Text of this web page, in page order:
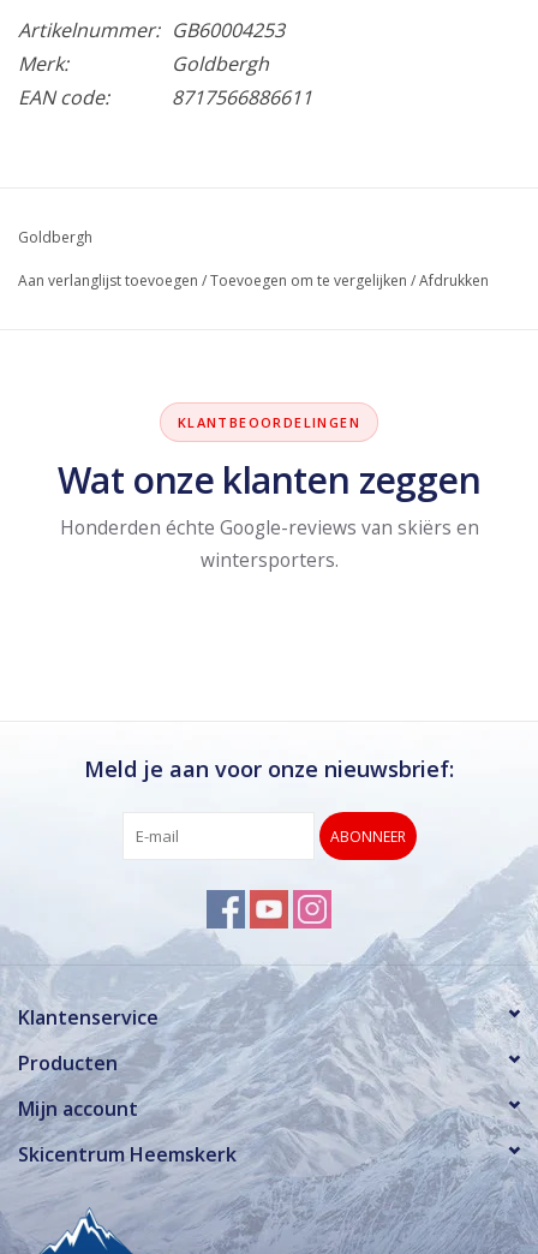
Artikelnummer: GB60004253
Merk:
Goldbergh
EAN code:
8717566886611
Goldbergh
Aan verlanglijst toevoegen /Toevoegen om te vergelijken /Afdrukken
KLANTBEOORDELINGEN
Wat onze klanten zeggen
Honderden échte Google-reviews van skiërs en
wintersporters.
Meld je aan voor onze nieuwsbrief:
ABONNEER
Klantenservice
Producten
Mijn account
Skicentrum Heemskerk